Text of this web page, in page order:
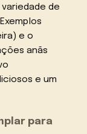
de
e o
anãs
e um
para